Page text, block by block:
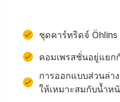
ชุดคาร์ทริดจ์
คอมเพรสชั่นอยู่แยก
การออกแบบส่วนล่า
ให้เหมาะสมกับน้ำห